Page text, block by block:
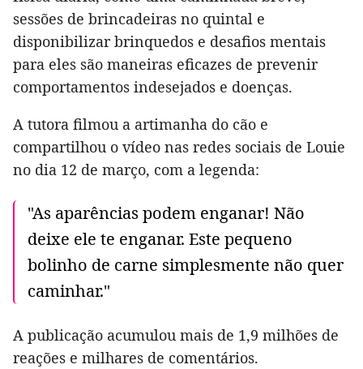
sessões de brincadeiras no quintal e
disponibilizar brinquedos e desafios mentais
para eles são maneiras eficazes de prevenir
comportamentos indesejados e doenças.
A tutora filmou a artimanha do cão e
compartilhou o vídeo nas redes sociais de Louie
no dia 12 de março, com a legenda:
"As aparências podem enganar! Não
deixe ele te enganar. Este pequeno
bolinho de carne simplesmente não quer
caminhar."
A publicação acumulou mais de 1,9 milhões de
reações e milhares de comentários.